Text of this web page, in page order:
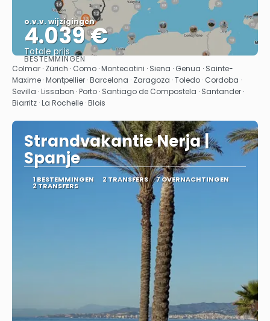
o.v.v. wijzigingen
4.039 €
Totale prijs
Bekijk
BESTEMMINGEN
Colmar · Zürich · Como · Montecatini · Siena · Genua · Sainte-
Maxime · Montpellier · Barcelona · Zaragoza · Toledo · Cordoba ·
Sevilla · Lissabon · Porto · Santiago de Compostela · Santander ·
Biarritz · La Rochelle · Blois
Strandvakantie Nerja |
Spanje
1 BESTEMMINGEN 2 TRANSFERS 7 OVERNACHTINGEN
2 TRANSFERS